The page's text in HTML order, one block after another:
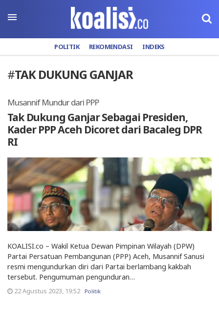
POLITIK REKOMENDASI INDEKS
#TAK DUKUNG GANJAR
Musannif Mundur dari PPP
Tak Dukung Ganjar Sebagai Presiden,
Kader PPP Aceh Dicoret dari Bacaleg DPR
RI
KOALISI.co – Wakil Ketua Dewan Pimpinan Wilayah (DPW)
Partai Persatuan Pembangunan (PPP) Aceh, Musannif Sanusi
resmi mengundurkan diri dari Partai berlambang kakbah
tersebut. Pengumuman pengunduran…
22 Agustus 2023, 19:52 Politik